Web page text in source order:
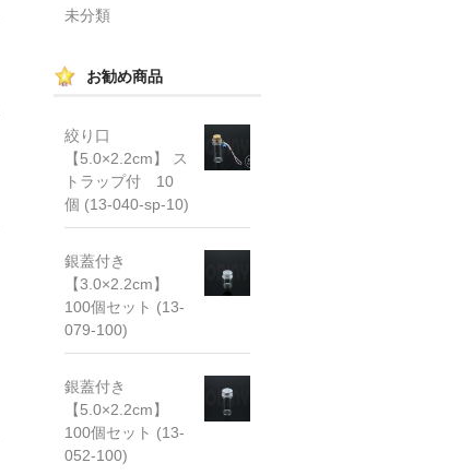
未分類
お勧め商品
絞り口
【5.0×2.2cm】 ス
トラップ付 10
個 (13-040-sp-10)
銀蓋付き
【3.0×2.2cm】
100個セット (13-
079-100)
銀蓋付き
【5.0×2.2cm】
100個セット (13-
052-100)